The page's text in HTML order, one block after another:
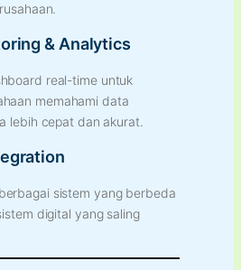
& Analytics
real-time untuk
memahami data
lebih cepat dan akurat.
sistem yang berbeda
digital yang saling